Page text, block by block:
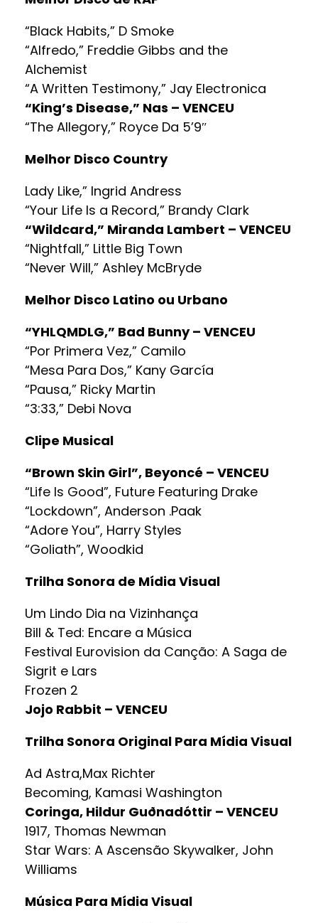
“Black Habits,” D Smoke
“Alfredo,” Freddie Gibbs and the
Alchemist
“A Written Testimony,” Jay Electronica
“King’s Disease,” Nas – VENCEU
“The Allegory,” Royce Da 5’9″
Melhor Disco Country
Lady Like,” Ingrid Andress
“Your Life Is a Record,” Brandy Clark
“Wildcard,” Miranda Lambert – VENCEU
“Nightfall,” Little Big Town
“Never Will,” Ashley McBryde
Melhor Disco Latino ou Urbano
“YHLQMDLG,” Bad Bunny – VENCEU
“Por Primera Vez,” Camilo
“Mesa Para Dos,” Kany García
“Pausa,” Ricky Martin
“3:33,” Debi Nova
Clipe Musical
“Brown Skin Girl”, Beyoncé – VENCEU
“Life Is Good”, Future Featuring Drake
“Lockdown”, Anderson .Paak
“Adore You”, Harry Styles
“Goliath”, Woodkid
Trilha Sonora de Mídia Visual
Um Lindo Dia na Vizinhança
Bill & Ted: Encare a Música
Festival Eurovision da Canção: A Saga de
Sigrit e Lars
Frozen 2
Jojo Rabbit – VENCEU
Trilha Sonora Original Para Mídia Visual
Ad Astra,Max Richter
Becoming, Kamasi Washington
Coringa, Hildur Guðnadóttir – VENCEU
1917, Thomas Newman
Star Wars: A Ascensão Skywalker, John
Williams
Música Para Mídia Visual